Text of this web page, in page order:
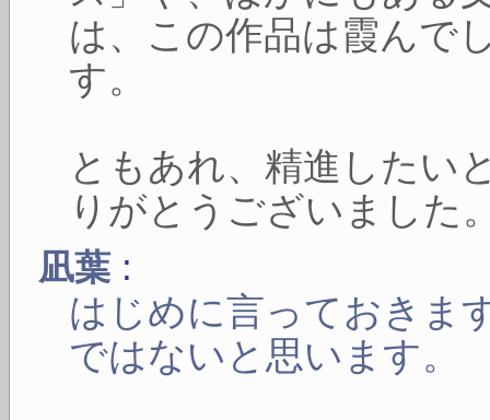
は、この作品は霞んで
す。
ともあれ、精進したい
りがとうございまし
凪葉 :
はじめに言っておきま
ではないと思います。